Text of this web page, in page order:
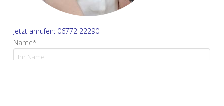
Jetzt anrufen: 06772 22290
Name*